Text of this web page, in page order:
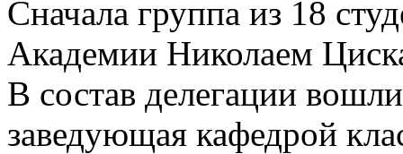
Сначала группа из 18
Академии Николаем
В состав делегации
заведующая кафедрой